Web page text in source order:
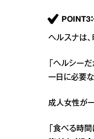
POINT3
ヘルスナは
「ヘルシー
一日に必要
成人女性が
「食べる時